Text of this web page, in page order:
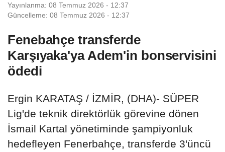
Yayınlanma: 08 Temmuz 2026 - 12:37
Güncelleme: 08 Temmuz 2026 - 12:37
Fenebahçe transferde
Karşıyaka'ya Adem'in bonservisini
ödedi
Ergin KARATAŞ / İZMİR, (DHA)- SÜPER
Lig'de teknik direktörlük görevine dönen
İsmail Kartal yönetiminde şampiyonluk
hedefleyen Fenerbahçe, transferde 3'üncü